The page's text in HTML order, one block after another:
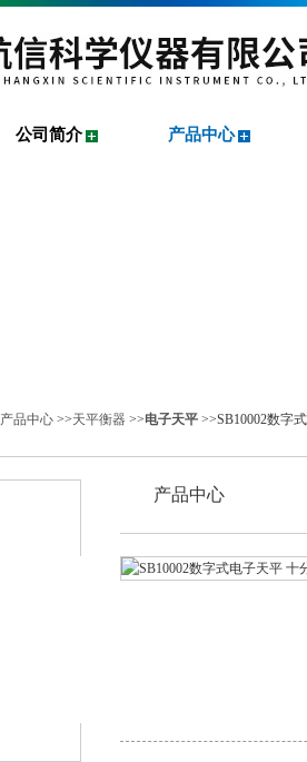
公司简介 产品中心
产品中心 >>天平衡器 >>电子天平 >>SB10002数字
产品中心